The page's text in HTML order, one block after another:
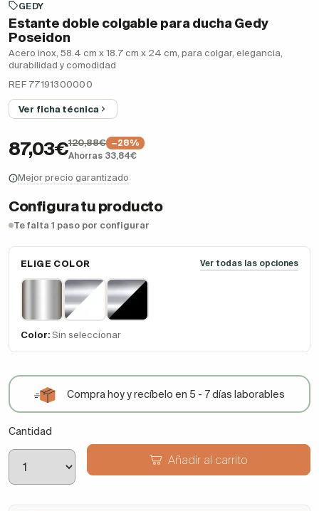
GEDY
Estante doble colgable para ducha Gedy
Poseidon
Acero inox, 58.4 cm x 18.7 cm x 24 cm, para colgar, elegancia,
durabilidad y comodidad
REF 77191300000
Ver ficha técnica
87,03€120,88€
−28%
Ahorras 33,84€
Mejor precio garantizado
Configura tu producto
Te falta 1 paso por configurar
ELIGE COLOR Ver todas las opciones
Color: Sin seleccionar
Compra hoy y recíbelo en 5 - 7 días laborables
Cantidad
Añadir al carrito